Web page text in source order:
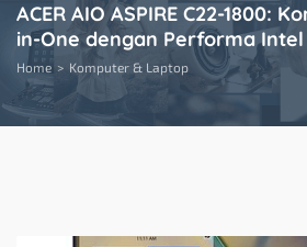
ACER AIO ASPIRE C22-1800:
in-One dengan Performa Intel
Home Komputer & Laptop